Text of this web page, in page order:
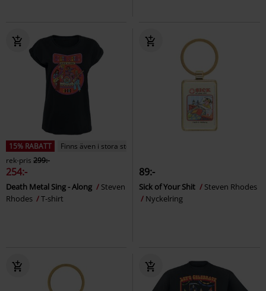
15% RABATT
Finns även i stora storlekar
rek-pris 299:-
254:-
Death Metal Sing - Along
Steven
Rhodes
T-shirt
89:-
Sick of Your Shit
Steven Rhodes
Nyckelring